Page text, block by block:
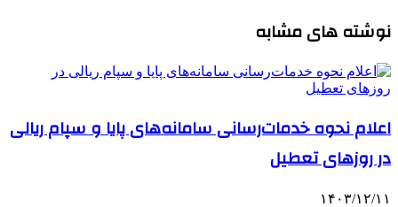
نوشته های مشابه
اعلام نحوه خدمات‌رسانی سامانه‌های پایا و سپام ریالی
در روزهای تعطیل
۱۴۰۳/۱۲/۱۱